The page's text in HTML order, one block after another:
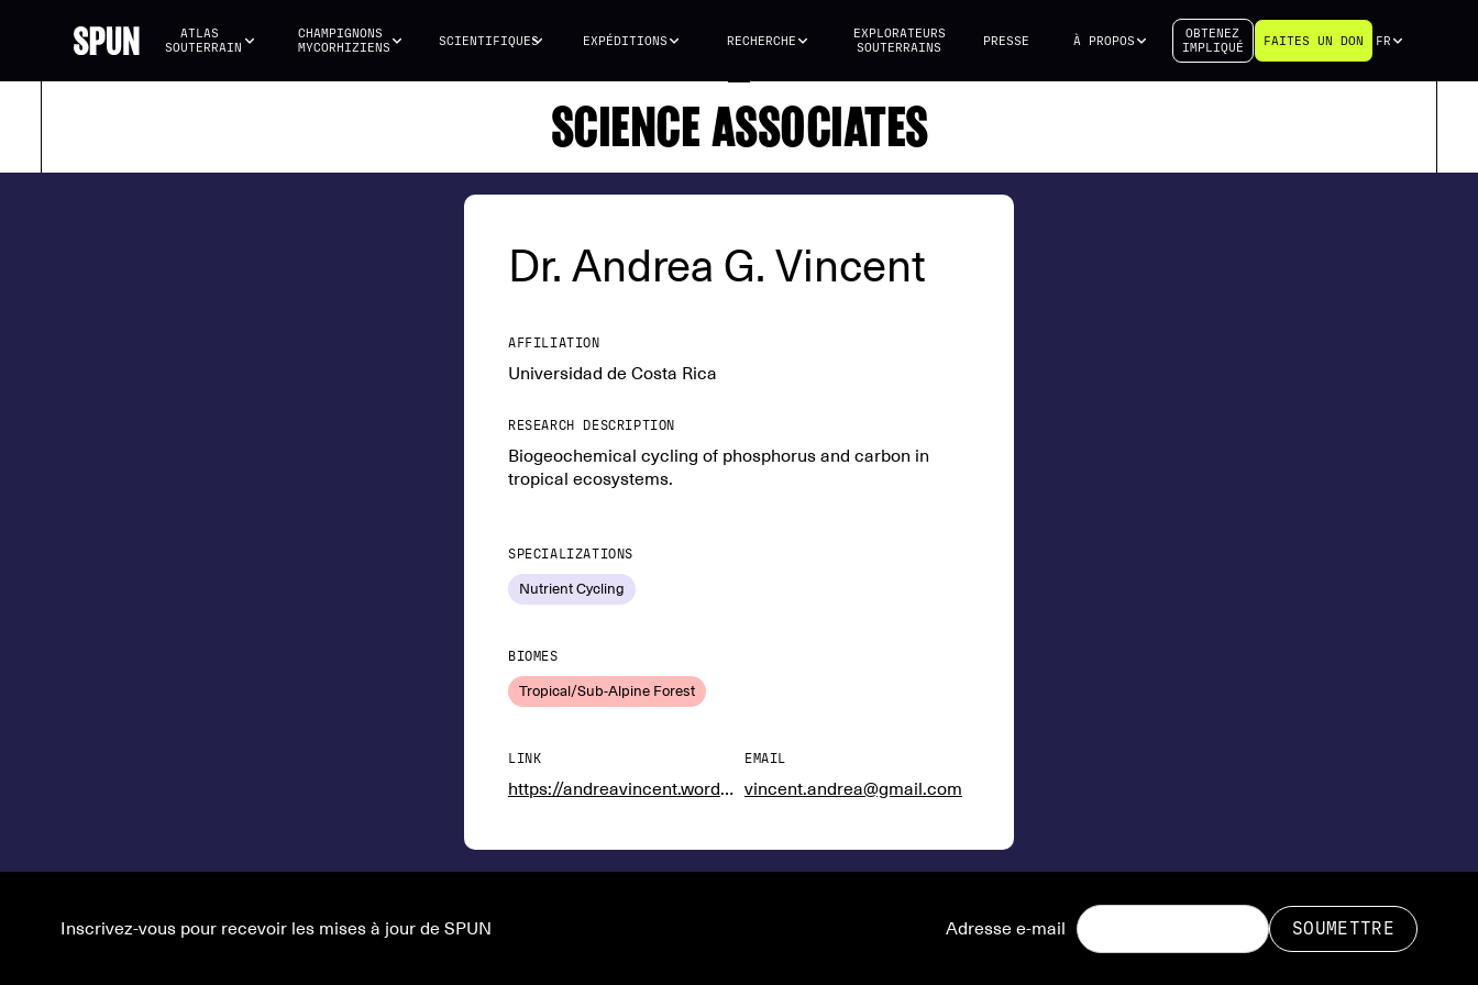
ATLAS
SOUTERRAIN
CHAMPIGNONS
MYCORHIZIENS
SCIENTIFIQUES EXPÉDITIONS RECHERCHE
EXPLORATEURS
SOUTERRAINS
PRESSE À PROPOS
OBTENEZ
IMPLIQUÉ
FAITES UN DON FR
SCIENCE ASSOCIATES
Dr. Andrea G. Vincent
AFFILIATION
Universidad de Costa Rica
RESEARCH DESCRIPTION
Biogeochemical cycling of phosphorus and carbon in
tropical ecosystems.
SPECIALIZATIONS
Nutrient Cycling
BIOMES
Tropical/Sub-Alpine Forest
LINK
https://andreavincent.wordpress.com/
EMAIL
vincent.andrea@gmail.com
Inscrivez-vous pour recevoir les mises à jour de SPUN Adresse e-mail